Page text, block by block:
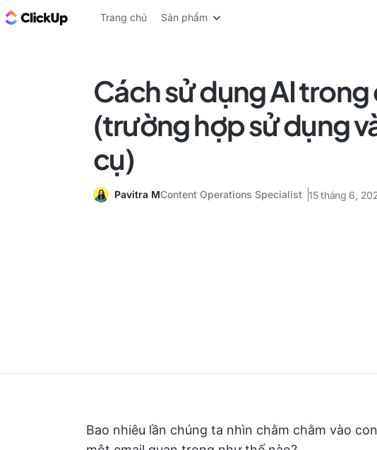
ClickUp Blog
Trang chủ Sản phẩm
Cách sử dụng AI trong
(trường hợp sử dụng
cụ)
Pavitra MContent Operations Specialist 15 tháng 6,
Bao nhiêu lần chúng ta nhìn chằm chằm vào